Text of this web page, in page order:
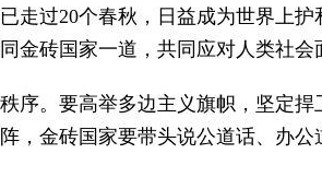
走过20个春秋，日益成为世界上
金砖国家一道，共同应对人类社
序。要高举多边主义旗帜，坚定
，金砖国家要带头说公道话、办公